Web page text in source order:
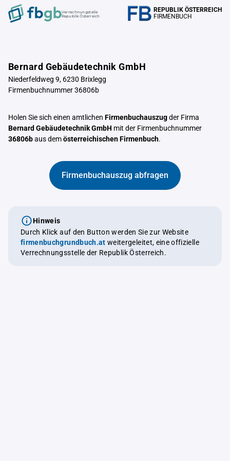
Verrechnungstelle
Republik Österreich
REPUBLIK ÖSTERREICH
FIRMENBUCH
Bernard Gebäudetechnik GmbH
Niederfeldweg 9, 6230 Brixlegg
Firmenbuchnummer 36806b
Holen Sie sich einen amtlichen Firmenbuchauszugder Firma
Bernard Gebäudetechnik GmbH mit der Firmenbuchnummer
36806baus demösterreichischen Firmenbuch.
Firmenbuchauszug abfragen
Hinweis
Durch Klick auf den Button werden Sie zur Website
firmenbuchgrundbuch.at weitergeleitet, eine offizielle
Verrechnungsstelle der Republik Österreich.